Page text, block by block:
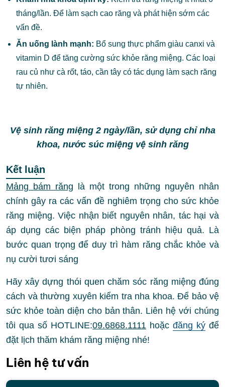
tháng/lần. Để làm sạch cao răng và phát hiện sớm các
vấn đề.
Ăn uống lành mạnh: Bổ sung thực phẩm giàu canxi và
vitamin D để tăng cường sức khỏe răng miệng. Các loại
rau củ như cà rốt, táo, cần tây có tác dụng làm sạch răng
tự nhiên.
Vệ sinh răng miệng 2 ngày/lần, sử dụng chỉ nha
khoa, nước súc miệng vệ sinh răng
Kết luận
Mảng bám răng là một trong những nguyên nhân
chính gây ra các vấn đề nghiêm trọng cho sức khỏe
răng miệng. Việc nhận biết nguyên nhân, tác hại và
áp dụng các biện pháp phòng tránh hiệu quả. Là
bước quan trọng để duy trì hàm răng chắc khỏe và
nụ cười tươi sáng
Hãy xây dựng thói quen chăm sóc răng miệng đúng
cách và thường xuyên kiểm tra nha khoa. Để bảo vệ
sức khỏe toàn diện cho bản thân. Liên hệ với chúng
tôi qua số HOTLINE:09.6868.1111 hoặc đăng ký để
đặt lịch thăm khám răng miệng nhé!
Liên hệ tư vấn